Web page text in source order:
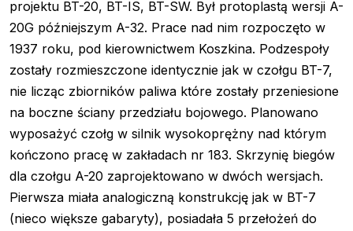
projektu BT-20, BT-IS, BT-SW. Był protoplastą wersji A-
20G późniejszym A-32. Prace nad nim rozpoczęto w
1937 roku, pod kierownictwem Koszkina. Podzespoły
zostały rozmieszczone identycznie jak w czołgu BT-7,
nie licząc zbiorników paliwa które zostały przeniesione
na boczne ściany przedziału bojowego. Planowano
wyposażyć czołg w silnik wysokoprężny nad którym
kończono pracę w zakładach nr 183. Skrzynię biegów
dla czołgu A-20 zaprojektowano w dwóch wersjach.
Pierwsza miała analogiczną konstrukcję jak w BT-7
(nieco większe gabaryty), posiadała 5 przełożeń do